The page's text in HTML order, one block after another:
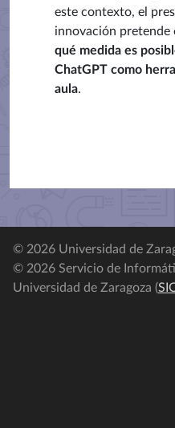
este contexto, el
innovación pretende
qué medida es
ChatGPT como
aula.
© 2026 Universidad de
© 2026 Servicio de
Universidad de Zaragoza (